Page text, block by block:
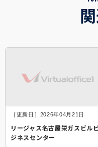
［更新日］2026年04月21日
リージャス名古屋栄ガスビル
ジネスセンター